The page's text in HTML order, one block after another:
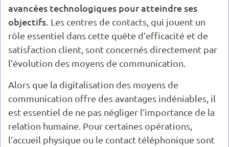
avancées technologiques pour atteindre ses
objectifs. Les centres de contacts, qui jouent un
rôle essentiel dans cette quête d’efficacité et de
satisfaction client, sont concernés directement par
l’évolution des moyens de communication.
Alors que la digitalisation des moyens de
communication offre des avantages indéniables, il
est essentiel de ne pas négliger l’importance de la
relation humaine. Pour certaines opérations,
l’accueil physique ou le contact téléphonique sont